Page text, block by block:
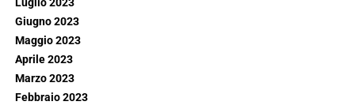
Luglio 2023
Giugno 2023
Maggio 2023
Aprile 2023
Marzo 2023
Febbraio 2023